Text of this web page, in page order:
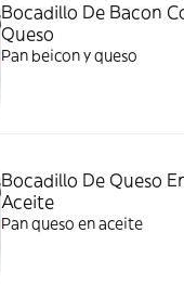
Bocadillo De Bacon
Queso
Pan beicon y queso
Bocadillo De Queso
Aceite
Pan queso en aceite